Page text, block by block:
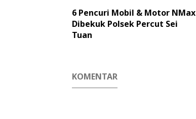
6 Pencuri Mobil & Motor NMax
Dibekuk Polsek Percut Sei
Tuan
KOMENTAR